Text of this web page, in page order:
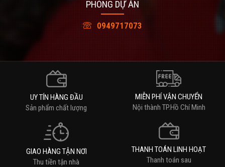
PHÒNG DỰ ÁN
0949717073
UY TÍN HÀNG ĐẦU
Sản phẩm chất lượng
MIỄN PHÍ VẬN CHUYỂN
Nội thành TP.Hồ Chí Minh
GIAO HÀNG TẬN NƠI
Thu tiền tận nhà
THANH TOÁN LINH HOẠT
Thanh toán sau